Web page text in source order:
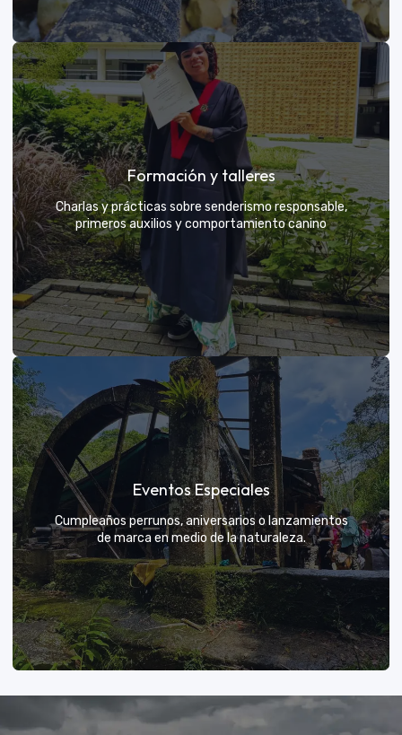
Grupos privados y amigos
Tú eliges el parche y nosotros nos encargamos de
una aventura exclusiva
Formación y talleres
Charlas y prácticas sobre senderismo responsable,
primeros auxilios y comportamiento canino
Formación y talleres
Aprende de expertos a ser el mejor guía para tu
propio explorador
VER MÁS
Eventos Especiales
Cumpleaños perrunos, aniversarios o lanzamientos
de marca en medio de la naturaleza.